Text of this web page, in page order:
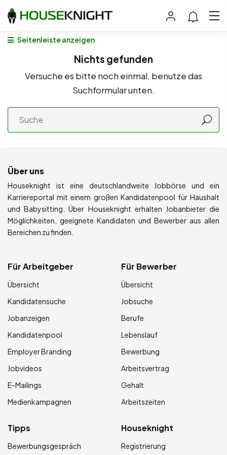
Seitenleiste anzeigen
Nichts gefunden
Versuche es bitte noch einmal, benutze das
Suchformular unten.
Über uns
Houseknight ist eine deutschlandweite Jobbörse und ein
Karriereportal mit einem großen Kandidatenpool für Haushalt
und Babysitting. Über Houseknight erhalten Jobanbieter die
Möglichkeiten, geeignete Kandidaten und Bewerber aus allen
Bereichen zu finden.
Für Arbeitgeber
Übersicht
Kandidatensuche
Jobanzeigen
Kandidatenpool
Employer Branding
Jobvideos
E-Mailings
Medienkampagnen
Für Bewerber
Übersicht
Jobsuche
Berufe
Lebenslauf
Bewerbung
Arbeitsvertrag
Gehalt
Arbeitszeiten
Tipps
Bewerbungsgespräch
Houseknight
Registrierung